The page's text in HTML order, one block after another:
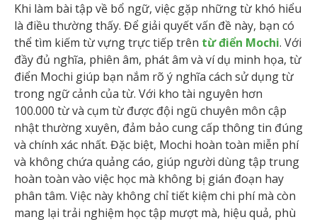
Khi làm bài tập về bổ ngữ, việc gặp những từ khó hiểu
là điều thường thấy. Để giải quyết vấn đề này, bạn có
thể tìm kiếm từ vựng trực tiếp trên từ điển Mochi. Với
đầy đủ nghĩa, phiên âm, phát âm và ví dụ minh họa, từ
điển Mochi giúp bạn nắm rõ ý nghĩa cách sử dụng từ
trong ngữ cảnh của từ. Với kho tài nguyên hơn
100.000 từ và cụm từ được đội ngũ chuyên môn cập
nhật thường xuyên, đảm bảo cung cấp thông tin đúng
và chính xác nhất. Đặc biệt, Mochi hoàn toàn miễn phí
và không chứa quảng cáo, giúp người dùng tập trung
hoàn toàn vào việc học mà không bị gián đoạn hay
phân tâm. Việc này không chỉ tiết kiệm chi phí mà còn
mang lại trải nghiệm học tập mượt mà, hiệu quả, phù